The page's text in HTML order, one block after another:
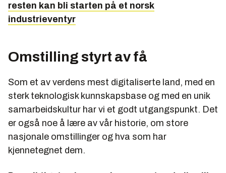
resten kan bli starten på et norsk
industrieventyr
Omstilling styrt av få
Som et av verdens mest digitaliserte land, med en
sterk teknologisk kunnskapsbase og med en unik
samarbeidskultur har vi et godt utgangspunkt. Det
er også noe å lære av vår historie, om store
nasjonale omstillinger og hva som har
kjennetegnet dem.